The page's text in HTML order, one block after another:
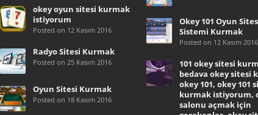
okey oyun sitesi kurmak
istiyorum
Posted on 12 Kasım 2016
Radyo Sitesi Kurmak
Posted on 25 Kasım 2016
Oyun Sitesi Kurmak
Posted on 18 Kasım 2016
Okey 101 Oyun
Sistemi Kurmak
Posted on 12 Kasım 2016
101 okey sitesi
bedava okey sitesi
okey 101, okey 101
kurmak istiyorum,
salonu açmak için